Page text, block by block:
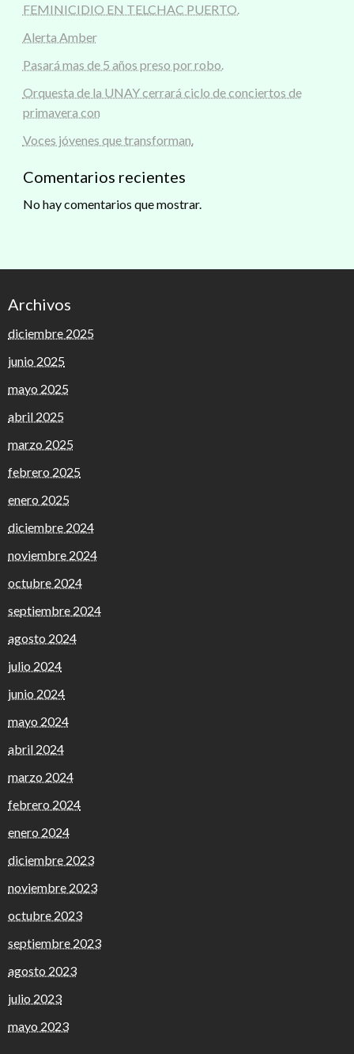
FEMINICIDIO EN TELCHAC PUERTO.
Alerta Amber
Pasará mas de 5 años preso por robo.
Orquesta de la UNAY cerrará ciclo de conciertos de
primavera con
Voces jóvenes que transforman.
Comentarios recientes
No hay comentarios que mostrar.
Archivos
diciembre 2025
junio 2025
mayo 2025
abril 2025
marzo 2025
febrero 2025
enero 2025
diciembre 2024
noviembre 2024
octubre 2024
septiembre 2024
agosto 2024
julio 2024
junio 2024
mayo 2024
abril 2024
marzo 2024
febrero 2024
enero 2024
diciembre 2023
noviembre 2023
octubre 2023
septiembre 2023
agosto 2023
julio 2023
mayo 2023